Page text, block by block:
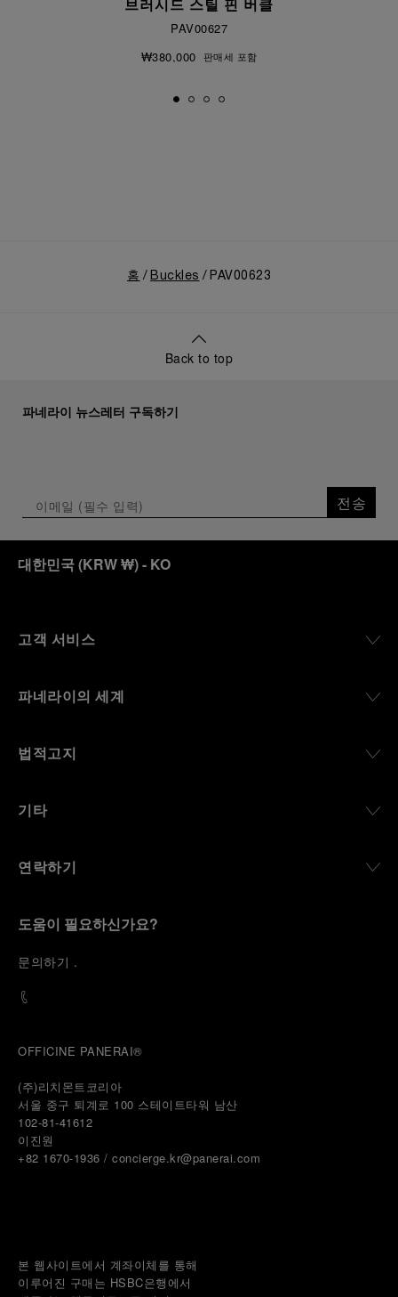
PAV00627
₩380,000 판매세 포함
홈 Buckles PAV00623
Back to top
파네라이 뉴스레터 구독하기
전송
대한민국(KRW ₩)- KO
고객 서비스
파네라이의 세계
법적고지
기타
연락하기
도움이 필요하신가요?
문의하기 .
OFFICINE PANERAI®
(주)리치몬트코리아
서울 중구 퇴계로 100 스테이트타워 남산
102-81-41612
이진원
+82 1670-1936 / concierge.kr@panerai.com
본 웹사이트에서 계좌이체를 통해
이루어진 구매는 HSBC은행에서